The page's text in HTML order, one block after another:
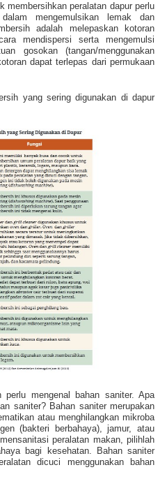
membersihkan peralatan dapur perlu
mengemulsikan lemak dan
adalah melepaskan kotoran
mendispersi serta mengemulsi
gosokan (tangan/menggunakan
dapat terlepas dari permukaan
yang sering digunakan di dapur
mengenal bahan saniter. Apa
saniter? Bahan saniter merupakan
atau menghilangkan mikroba
(bakteri berbahaya), jamur, atau
peralatan makan, pilihlah
bagi kesehatan. Bahan saniter
dicuci menggunakan bahan